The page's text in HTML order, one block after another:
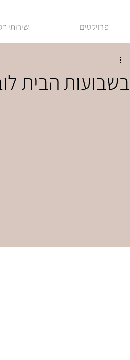
פרויקטים שירותי
בשבועות הבית